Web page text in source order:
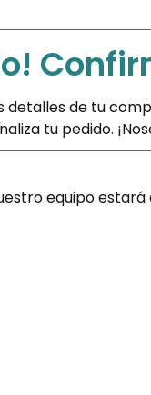
detalles de tu
tu pedido.
equipo